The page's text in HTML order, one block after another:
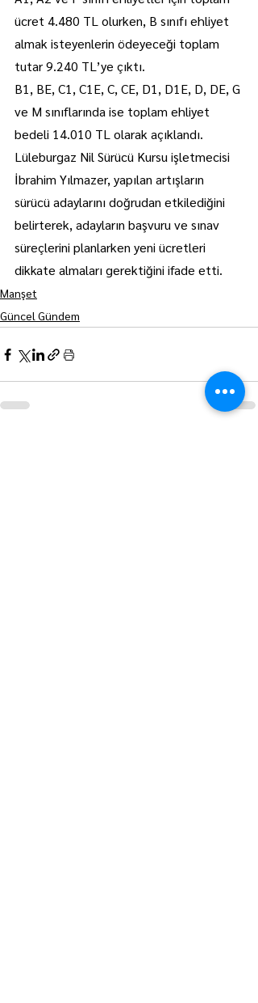
ücret 4.480 TL olurken, B sınıfı ehliyet
almak isteyenlerin ödeyeceği toplam
tutar 9.240 TL’ye çıktı.
B1, BE, C1, C1E, C, CE, D1, D1E, D, DE, G
ve M sınıflarında ise toplam ehliyet
bedeli 14.010 TL olarak açıklandı.
Lüleburgaz Nil Sürücü Kursu işletmecisi
İbrahim Yılmazer, yapılan artışların
sürücü adaylarını doğrudan etkilediğini
belirterek, adayların başvuru ve sınav
süreçlerini planlarken yeni ücretleri
dikkate almaları gerektiğini ifade etti.
Manşet
Güncel Gündem